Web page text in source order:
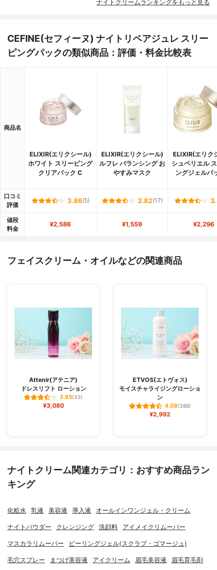
ナイトクリームランキングをもっと見る
CEFINE(セフィーヌ) ナイトリペアジュレ スリー
ピングパックの類似商品：評価・料金比較表
商品名
ELIXIR(エリクシール)
ホワイト スリーピング
クリアパック C
ELIXIR(エリクシール)
ルフレ バランシング お
やすみマスク
ELIXIR(エリク
シュペリエル
ングジェルパ
口コミ
評価
3.86(5) 3.82(17)
値段
料金
¥2,586 ¥1,559 ¥2,296
フェイスクリーム・オイルなどの関連商品
Attenir(アテニア)
ドレスリフト ローション
3.95(33)
¥3,080
ETVOS(エトヴォス)
モイスチャライジングローショ
ン
4.08(386)
¥2,992
ナイトクリーム関連カテゴリ：おすすめ商品ラン
キング
化粧水 乳液 美容液 導入液 オールインワンジェル・クリーム
ナイトパウダー クレンジング 洗顔料 アイメイクリムーバー
マスカラリムーバー ピーリングジェル(スクラブ・ゴマージュ)
毛穴スプレー まつげ美容液 アイクリーム 眉毛美容液 眉毛育毛剤